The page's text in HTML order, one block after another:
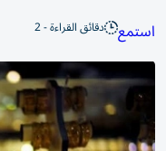
استمع دقائق القراءة - 2